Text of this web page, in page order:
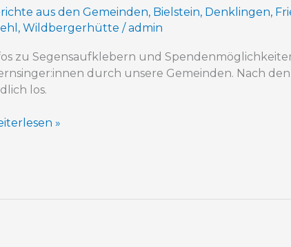
aus den Gemeinden, Bielstein, Denklingen,
, Wildbergerhütte /admin
zu Segensaufklebern und
durch unsere Gemeinden. Nach
los.
»